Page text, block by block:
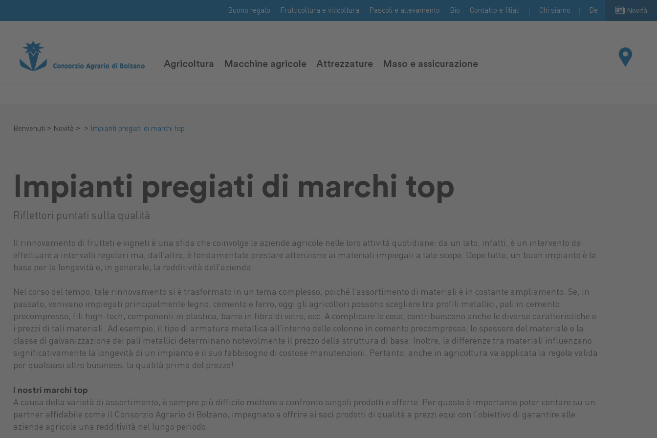
Buono regalo Frutticoltura e viticoltura Pascoli e allevamento Bio Contatto e filiali Chi siamo De Novità
Agricoltura Macchine agricole Attrezzature Maso e assicurazione
Benvenuti > Novità > > Impianti pregiati di marchi top
Impianti pregiati di marchi top
Riflettori puntati sulla qualità
Il rinnovamento di frutteti e vigneti è una sfida che coinvolge le aziende agricole nelle loro attività quotidiane: da un lato, infatti, è un intervento da
effettuare a intervalli regolari ma, dall’altro, è fondamentale prestare attenzione ai materiali impiegati a tale scopo. Dopo tutto, un buon impianto è la
base per la longevità e, in generale, la redditività dell’azienda.
Nel corso del tempo, tale rinnovamento si è trasformato in un tema complesso, poiché l’assortimento di materiali è in costante ampliamento. Se, in
passato, venivano impiegati principalmente legno, cemento e ferro, oggi gli agricoltori possono scegliere tra profili metallici, pali in cemento
precompresso, fili high-tech, componenti in plastica, barre in fibra di vetro, ecc. A complicare le cose, contribuiscono anche le diverse caratteristiche e
i prezzi di tali materiali. Ad esempio, il tipo di armatura metallica all’interno delle colonne in cemento precompresso, lo spessore del materiale e la
classe di galvanizzazione dei pali metallici determinano notevolmente il prezzo della struttura di base. Inoltre, le differenze tra materiali influenzano
significativamente la longevità di un impianto e il suo fabbisogno di costose manutenzioni. Pertanto, anche in agricoltura va applicata la regola valida
per qualsiasi altro business: la qualità prima del prezzo!
I nostri marchi top
A causa della varietà di assortimento, è sempre più difficile mettere a confronto singoli prodotti e offerte. Per questo è importante poter contare su un
partner affidabile come il Consorzio Agrario di Bolzano, impegnato a offrire ai soci prodotti di qualità a prezzi equi con l’obiettivo di garantire alle
aziende agricole una redditività nel lungo periodo.